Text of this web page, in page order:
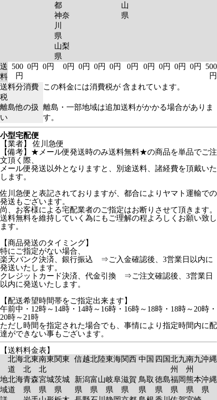
都
神奈
川
県
山梨
県
山
県
送
料
500
円
0円 0円 0円 0円 0円 0円 0円 0円 0円 0円 0円
500
円
送料分消費
税
この料金には消費税が 含まれています。
離島他の扱
い
離島・一部地域は追加送料がかかる場合がありま
す。
小型宅配便
【業者】 佐川急便
【備考】★メール便発送時のみ送料無料★の商品を単品でご注
文頂く際、
メール便発送以外となりますと、別途送料、諸経費を頂戴いた
します。
佐川急便と表記されておりますが、都合によりヤマト運輸での
発送もございます。
尚、お客様による宅配業者のご指定はお断りさせて頂きます。
送料無料を維持していく為にもご理解の程よろしくお願い致し
ます。
【商品発送のタイミング】
特にご指定がない場合、
楽天バンク決済、銀行振込 ⇒ご入金確認後、3営業日以内に
発送いたします。
クレジットカード決済、代金引換 ⇒ご注文確認後、3営業日
以内に発送いたします。
【配送希望時間帯をご指定出来ます】
午前中・12時～14時・14時～16時・16時～18時・18時～20時・
20時～21時
ただし時間を指定された場合でも、事情により指定時間内に配
達ができない事もございます。
【送料料金表】
北海
道
北東
北
南東
北
関東 信越北陸東海関西 中国 四国北九
州
南九
州
沖縄
地
域
北海
道
青森
県
宮城
県
茨城
県
新潟
県
富山
県
岐阜
県
滋賀
県
鳥取
県
徳島
県
福岡
県
熊本
県
沖縄
県